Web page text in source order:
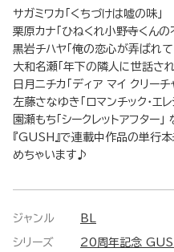
サガミワカ「くちづけは嘘の味」
栗原カナ「ひねくれ小野寺くんの
黒岩チハヤ「俺の恋心が弄ばれて
大和名瀬「年下の隣人に世話され
日月ニチカ「ディア マイ クリーチ
左藤さなゆき「ロマンチック・エレ
園瀬もち「シークレットアフター
『GUSH』で連載中作品の単行
めちゃいます♪
ジャンル BL
シリーズ 20周年記念